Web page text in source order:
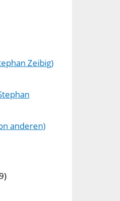
Zeibig)
anderen)